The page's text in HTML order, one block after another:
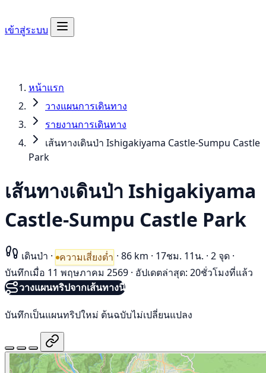
เข้าสู่ระบบ
หน้าแรก
วางแผนการเดินทาง
รายงานการเดินทาง
เส้นทางเดินป่า Ishigakiyama Castle-Sumpu Castle
Park
เส้นทางเดินป่า Ishigakiyama
Castle-Sumpu Castle Park
เดินป่า · ความเสี่ยงต่ำ · 86 km · 17ชม. 11น. · 2 จุด ·
บันทึกเมื่อ 11 พฤษภาคม 2569 · อัปเดตล่าสุด: 20ชั่วโมงที่แล้ว
วางแผนทริปจากเส้นทางนี้
บันทึกเป็นแผนทริปใหม่ ต้นฉบับไม่เปลี่ยนแปลง